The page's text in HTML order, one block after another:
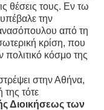
θέσεις τους. Εν τω
την
από τη
κρίση, που
πολιτικό κόσμο της
στην Αθήνα,
τότε
Διοικήσεως των